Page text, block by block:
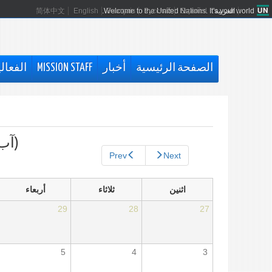
Welcome to the United Nations. It's your world.
العربية 简体中文 English Français Русский Español
الصفحة الرئيسية أخبار MISSION STAFF
الأساسية
Prev Next
اثنين ثلاثاء
أربعاء
27
28
29
3
4
5